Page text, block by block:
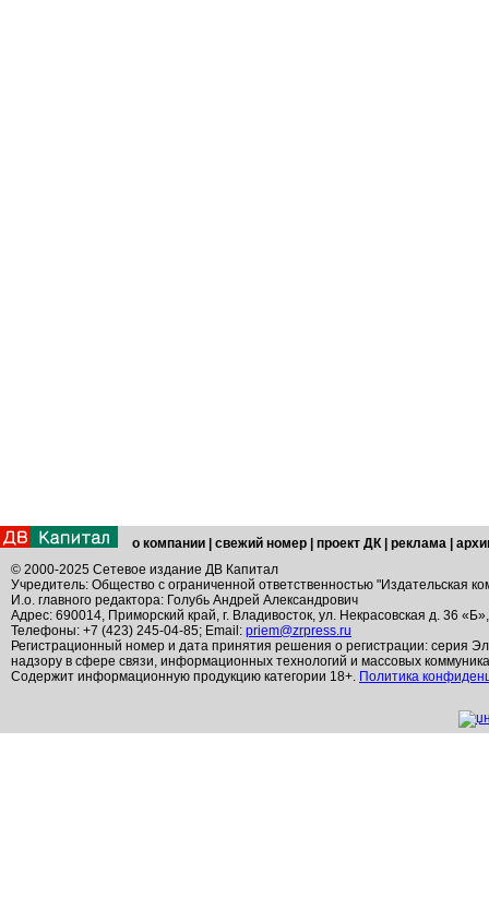
о компании свежий номер проект ДК реклама
© 2000-2025 Сетевое издание ДВ Капитал
Учредитель: Общество с ограниченной ответственностью "Издательская
И.о. главного редактора: Голубь Андрей Александрович
Адрес: 690014, Приморский край, г. Владивосток, ул. Некрасовская д. 36
Телефоны: +7 (423) 245-04-85; Email: priem@zrpress.ru
Регистрационный номер и дата принятия решения о регистрации: серия
надзору в сфере связи, информационных технологий и массовых
Содержит информационную продукцию категории 18+. Политика